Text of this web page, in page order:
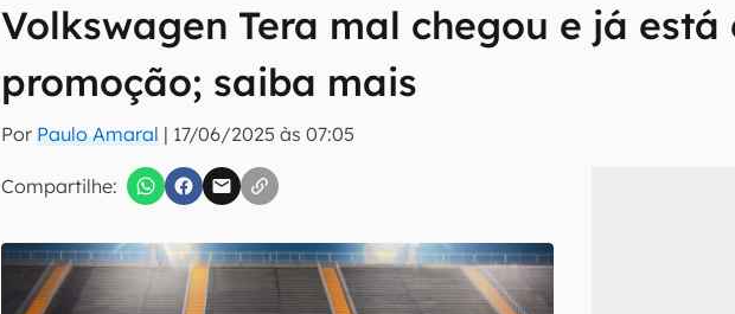
Volkswagen Tera mal chegou e já está
promoção; saiba mais
Por Paulo Amaral | 17/06/2025 às 07:05
Compartilhe:
Seu resumo inteligente do mundo tech!
Assine a newsletter do Canaltech e receba notícias e reviews sobre tecnologia
inscreva-se